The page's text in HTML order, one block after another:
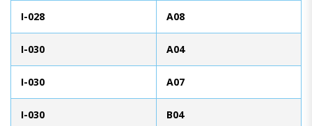
I-028 A08
I-030 A04
I-030 A07
I-030 B04